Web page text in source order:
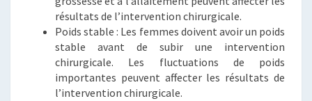
résultats de l’intervention chirurgicale.
Poids stable : Les femmes doivent avoir un poids
stable avant de subir une intervention
chirurgicale. Les fluctuations de poids
importantes peuvent affecter les résultats de
l’intervention chirurgicale.